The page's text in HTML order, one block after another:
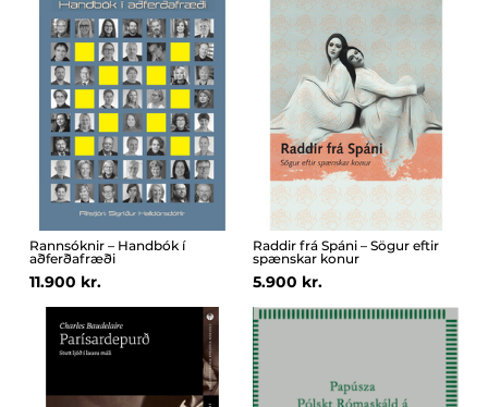
Rannsóknir – Handbók í
aðferðafræði
11.900 kr.
Raddir frá Spáni – Sögur eftir
spænskar konur
5.900 kr.